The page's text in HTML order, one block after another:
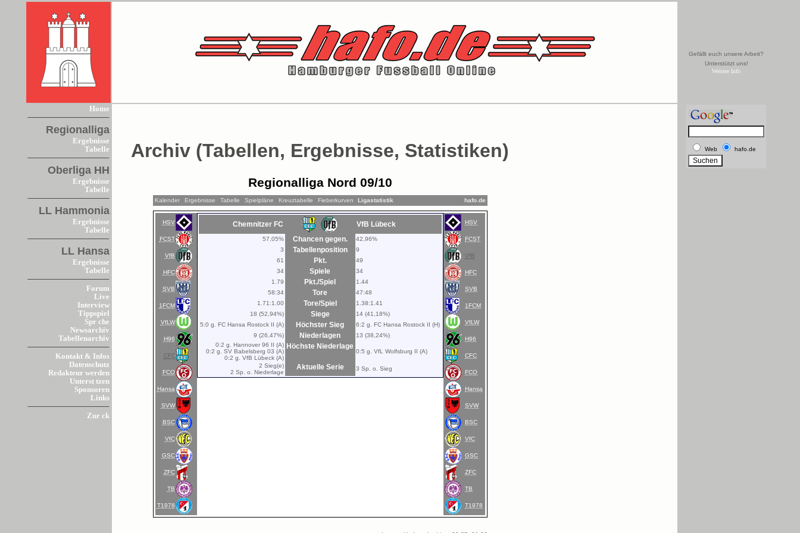
Gefällt euch unsere Arbeit?
Unterstützt uns!
Weitere Info
Home
Regionalliga
Ergebnisse
Tabelle
Oberliga HH
Ergebnisse
Tabelle
LL Hammonia
Ergebnisse
Tabelle
LL Hansa
Ergebnisse
Tabelle
Forum
Live
Interview
Tippspiel
Spr che
Newsarchiv
Tabellenarchiv
Kontakt & Infos
Datenschutz
Redakteur werden
Unterst tzen
Sponsoren
Links
Zur ck
Archiv (Tabellen, Ergebnisse, Statistiken)
Regionalliga Nord 09/10
Kalender Ergebnisse Tabelle Spielpläne Kreuztabelle Fieberkurven Ligastatistik hafo.de
HSV
FCST
VfB
HFC
SVB
1FCM
VfLW
H96
CFC
FCO
Hansa
SVW
BSC
VfC
GSC
ZFC
TB
T1978
Chemnitzer FC VfB Lübeck
57,05% Chancen gegen.
42,96%
3
Tabellenposition
9
61
Pkt.
49
34
Spiele
34
1.79
Pkt./Spiel
1.44
58:34
Tore
47:48
1.71:1.00
Tore/Spiel
1.38:1.41
18 (52,94%)
Siege
14 (41,18%)
5:0 g. FC Hansa Rostock II (A)
Höchster Sieg
6:2 g. FC Hansa Rostock II (H)
9 (26,47%)
Niederlagen
13 (38,24%)
0:2 g. Hannover 96 II (A)
0:2 g. SV Babelsberg 03 (A)
0:2 g. VfB Lübeck (A)
Höchste Niederlage
0:5 g. VfL Wolfsburg II (A)
2 Sieg(e)
2 Sp. o. Niederlage
Aktuelle Serie 3 Sp. o. Sieg
HSV
FCST
VfB
HFC
SVB
1FCM
VfLW
H96
CFC
FCO
Hansa
SVW
BSC
VfC
GSC
ZFC
TB
T1978
Web hafo.de